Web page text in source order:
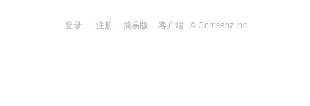
登录 注册 简易版 客户端 © Comsenz Inc.